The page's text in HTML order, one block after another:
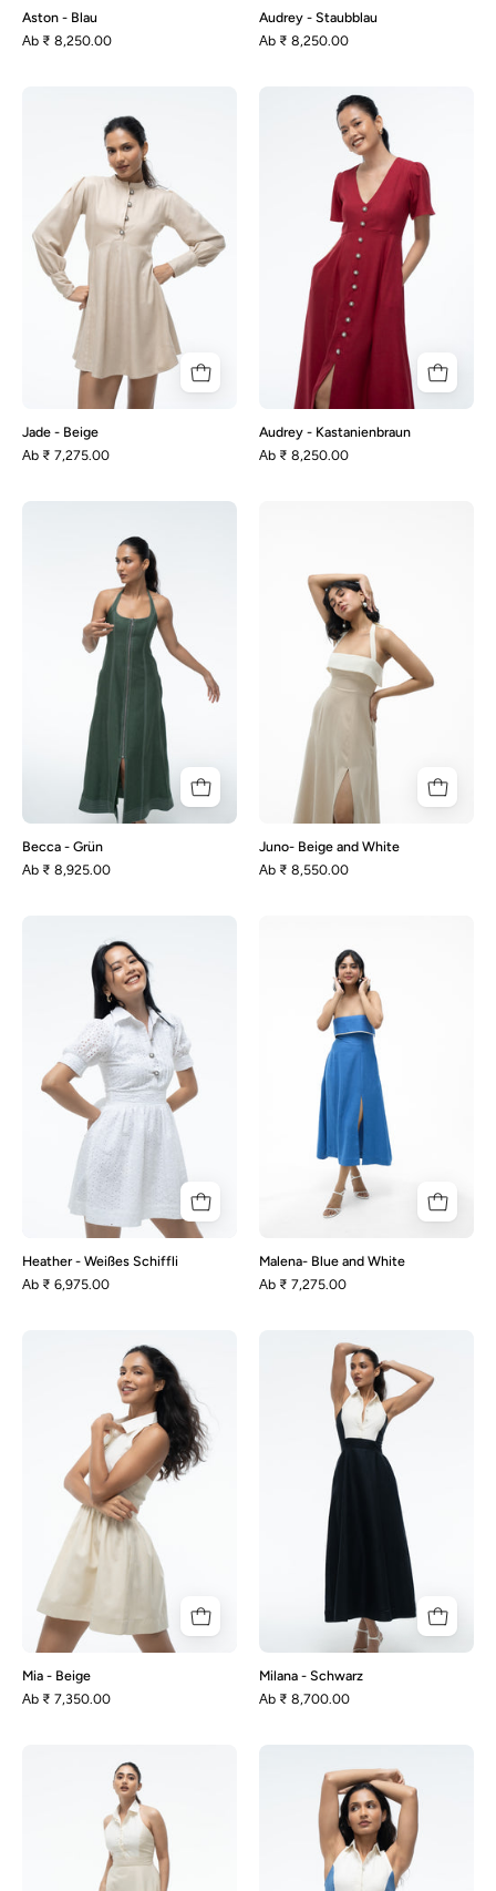
Aston - Blau
Аb ₹ 8,250.00
Audrey - Staubblau
Аb ₹ 8,250.00
-
Beige
Jade - Beige
Аb ₹ 7,275.00
Audrey
-
Kastanienbraun
Audrey - Kastanienbraun
Аb ₹ 8,250.00
-
Grün
Becca - Grün
Аb ₹ 8,925.00
White
Juno- Beige and White
Аb ₹ 8,550.00
-
Weißes
Schiffli
Heather - Weißes Schiffli
Аb ₹ 6,975.00
and
White
Malena- Blue and White
Аb ₹ 7,275.00
Mia
-
Beige
Mia - Beige
Аb ₹ 7,350.00
Milana
-
Schwarz
Milana - Schwarz
Аb ₹ 8,700.00
Milana
-
Beige
-
Blau